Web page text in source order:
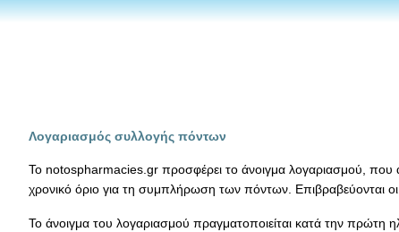
Λογαριασμός συλλογής πόντων
Το notospharmacies.gr προσφέρει το άνοιγμα λογαριασμού, που
χρονικό όριο για τη συμπλήρωση των πόντων. Επιβραβεύονται
Το άνοιγμα του λογαριασμού πραγματοποιείται κατά την πρώτη